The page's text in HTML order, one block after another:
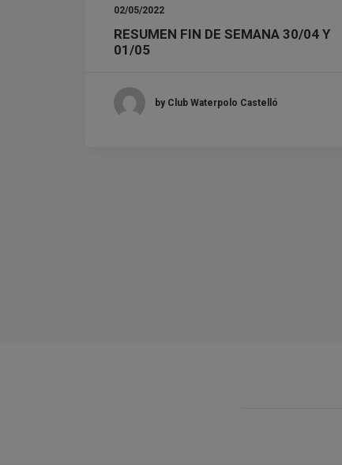
02/05/2022
RESUMEN FIN DE SEMANA 30/04 Y
01/05
by Club Waterpolo Castelló